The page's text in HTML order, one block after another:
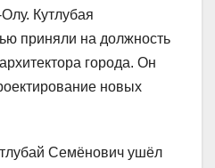
Кутлубая
приняли на должность
города. Он
новых
Семёнович ушёл